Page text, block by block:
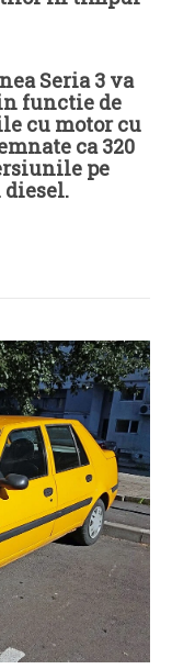
Seria 3 va
functie de
cu motor cu
ca 320
pe